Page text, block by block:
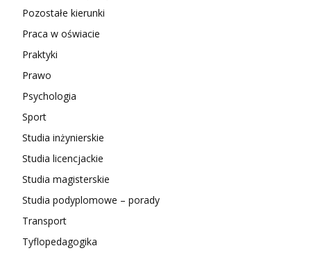
Pozostałe kierunki
Praca w oświacie
Praktyki
Prawo
Psychologia
Sport
Studia inżynierskie
Studia licencjackie
Studia magisterskie
Studia podyplomowe – porady
Transport
Tyflopedagogika